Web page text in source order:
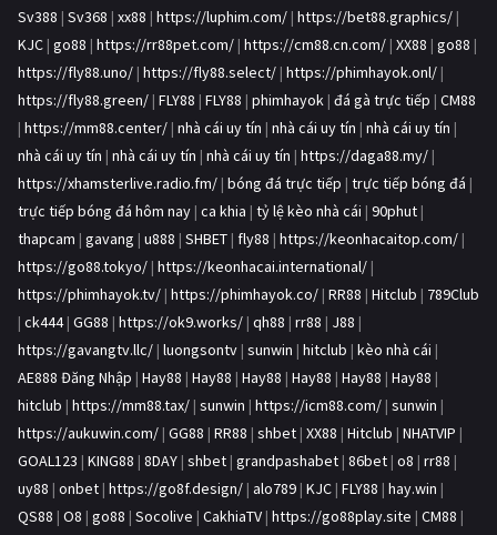
Sv388 | Sv368 | xx88 | https://luphim.com/ | https://bet88.graphics/ |
KJC | go88 | https://rr88pet.com/ | https://cm88.cn.com/ | XX88 | go88 |
https://fly88.uno/ | https://fly88.select/ | https://phimhayok.onl/ |
https://fly88.green/ | FLY88 | FLY88 | phimhayok | đá gà trực tiếp | CM88
| https://mm88.center/ | nhà cái uy tín | nhà cái uy tín | nhà cái uy tín |
nhà cái uy tín | nhà cái uy tín | nhà cái uy tín | https://daga88.my/ |
https://xhamsterlive.radio.fm/ | bóng đá trực tiếp | trực tiếp bóng đá |
trực tiếp bóng đá hôm nay | ca khia | tỷ lệ kèo nhà cái | 90phut |
thapcam | gavang | u888 | SHBET | fly88 | https://keonhacaitop.com/ |
https://go88.tokyo/ | https://keonhacai.international/ |
https://phimhayok.tv/ | https://phimhayok.co/ | RR88 | Hitclub | 789Club
| ck444| GG88 | https://ok9.works/ | qh88 | rr88 | J88 |
https://gavangtv.llc/ | luongsontv | sunwin | hitclub | kèo nhà cái |
AE888 Đăng Nhập | Hay88 | Hay88 | Hay88 | Hay88 | Hay88 | Hay88 |
hitclub | https://mm88.tax/ | sunwin | https://icm88.com/ | sunwin |
https://aukuwin.com/ | GG88 | RR88 | shbet | XX88 | Hitclub | NHATVIP |
GOAL123 | KING88 | 8DAY | shbet | grandpashabet | 86bet | o8 | rr88 |
uy88 | onbet | https://go8f.design/ | alo789 | KJC | FLY88 | hay.win |
QS88 | O8 | go88 | Socolive | CakhiaTV | https://go88play.site | CM88 |